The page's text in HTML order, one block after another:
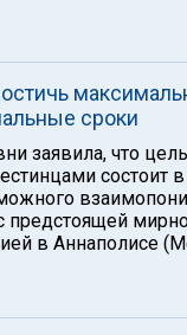
сроки
заявила, что цель
состоит
предстоящей
в Аннаполисе